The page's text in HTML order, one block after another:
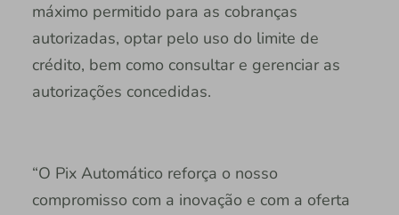
máximo permitido para as cobranças
autorizadas, optar pelo uso do limite de
crédito, bem como consultar e gerenciar as
autorizações concedidas.
“O Pix Automático reforça o nosso
compromisso com a inovação e com a oferta